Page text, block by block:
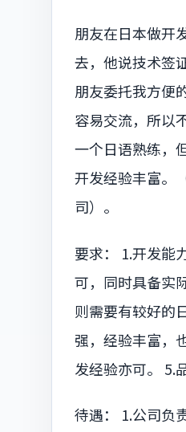
朋友在日本做开
去，他说技术签
朋友委托我方便
容易交流，所以
一个日语熟练，
开发经验丰富。
司）。
要求： 1.开发能
可，同时具备实
则需要有较好的
强，经验丰富，
发经验亦可。 5.
待遇： 1.公司负